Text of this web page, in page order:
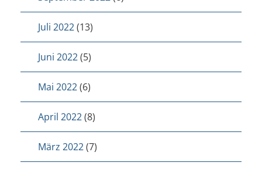
Juli 2022(13)
Juni 2022(5)
Mai 2022(6)
April 2022(8)
März 2022(7)